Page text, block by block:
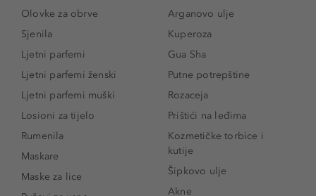
Olovke za obrve
Sjenila
Ljetni parfemi
Ljetni parfemi ženski
Ljetni parfemi muški
Losioni za tijelo
Rumenila
Maskare
Maske za lice
Arganovo ulje
Kuperoza
Gua Sha
Putne potrepštine
Rozaceja
Prištići na leđima
Kozmetičke torbice i
kutije
Šipkovo ulje
Akne